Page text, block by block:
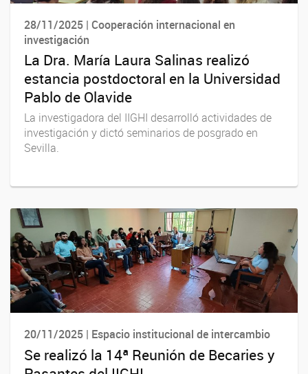
28/11/2025 | Cooperación internacional en
investigación
La Dra. María Laura Salinas realizó
estancia postdoctoral en la Universidad
Pablo de Olavide
La investigadora del IIGHI desarrolló actividades de
investigación y dictó seminarios de posgrado en
Sevilla.
20/11/2025 | Espacio institucional de intercambio
Se realizó la 14ª Reunión de Becaries y